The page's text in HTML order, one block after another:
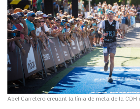
patrocinat
Lo
més
llegit...
Editorial
Abel Carretero creuant la línia de meta de la CDH